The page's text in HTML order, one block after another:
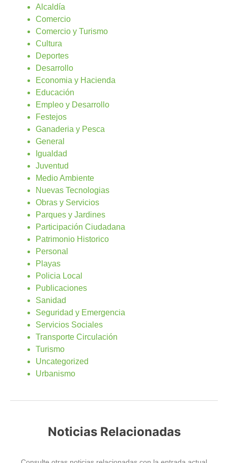
Alcaldía
Comercio
Comercio y Turismo
Cultura
Deportes
Desarrollo
Economia y Hacienda
Educación
Empleo y Desarrollo
Festejos
Ganaderia y Pesca
General
Igualdad
Juventud
Medio Ambiente
Nuevas Tecnologias
Obras y Servicios
Parques y Jardines
Participación Ciudadana
Patrimonio Historico
Personal
Playas
Policia Local
Publicaciones
Sanidad
Seguridad y Emergencia
Servicios Sociales
Transporte Circulación
Turismo
Uncategorized
Urbanismo
Noticias Relacionadas